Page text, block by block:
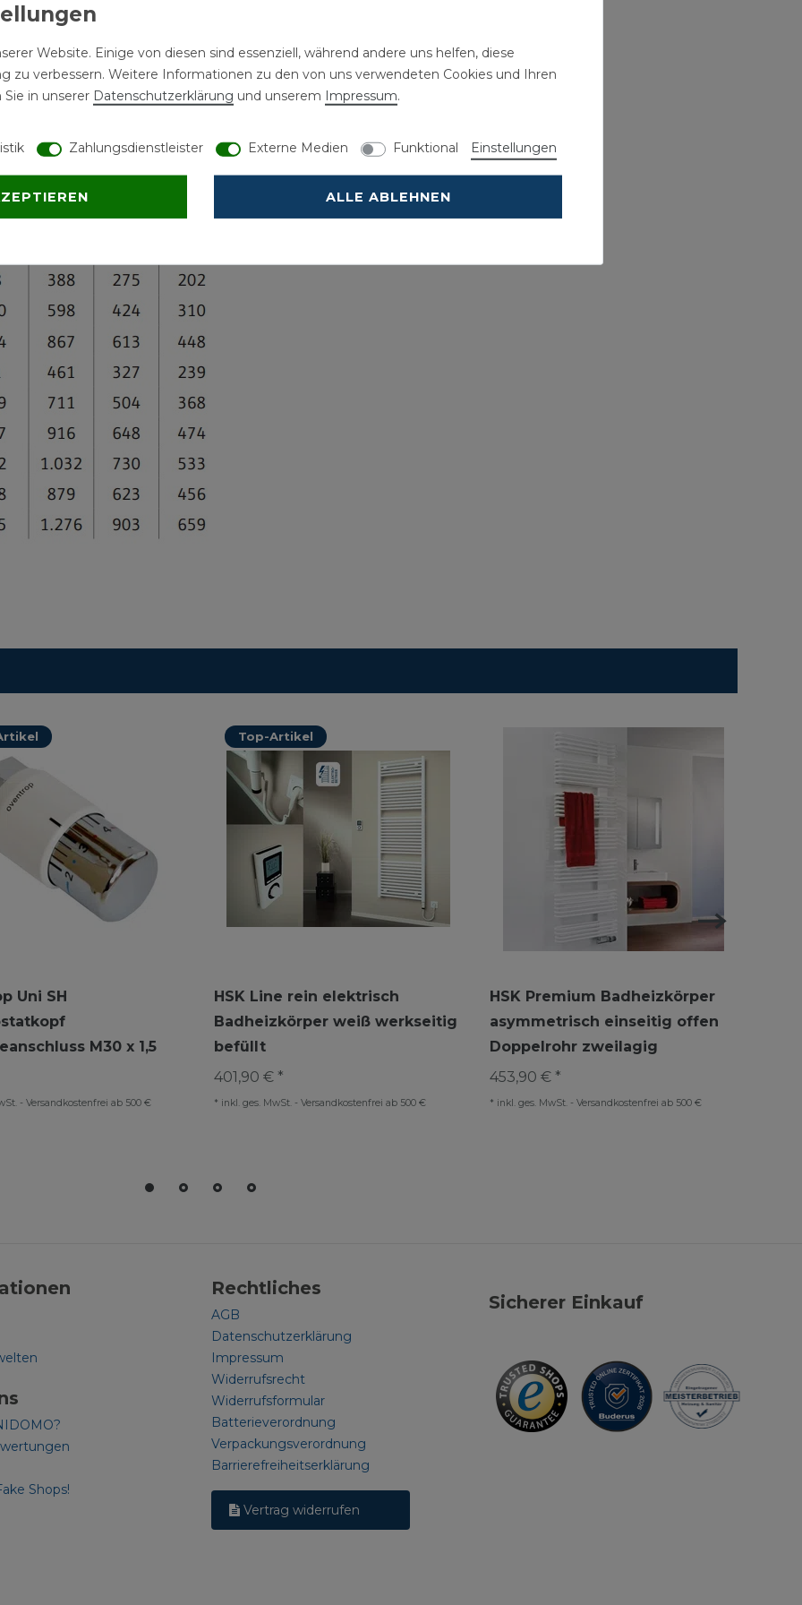
Uni SH
M30 x 1,5
- Versandkostenfrei ab 500 €
Top-Artikel
HSK Line rein elektrisch
Badheizkörper weiß werkseitig
befüllt
401,90 € *
* inkl. ges. MwSt. - Versandkostenfrei ab 500 €
HSK Premium Badheizkörper
asymmetrisch einseitig offen
Doppelrohr zweilagig
453,90 € *
* inkl. ges. MwSt.- Versandkostenfrei ab 500 €
Shops!
Rechtliches
AGB
Datenschutzerklärung
Impressum
Widerrufsrecht
Widerrufsformular
Batterieverordnung
Verpackungsverordnung
Barrierefreiheitserklärung
Vertrag widerrufen
Sicherer Einkauf
Website. Einige von diesen sind essenziell, während andere uns helfen, diese
zu verbessern. Weitere Informationen zu den von uns verwendeten Cookies und Ihren
in unserer Daten­schutz­erklärung und unserem Impressum.
Zahlungsdienstleister Externe Medien Funktional Einstellungen
ALLE ABLEHNEN